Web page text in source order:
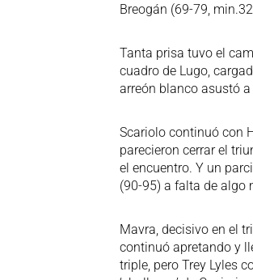
Breogán (69-79,
Tanta prisa tuvo el
cuadro de Lugo,
arreón blanco asustó
Scariolo continuó con
parecieron cerrar el
el encuentro. Y un
(90-95) a falta de algo
Mavra, decisivo en el
continuó apretando y
triple, pero Trey Lyles